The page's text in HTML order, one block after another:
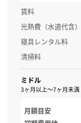
賃料
光熱費（水道代含）
寝具レンタル料
清掃料
ミドル
3ヶ月以上～7ヶ月未満
月額目安